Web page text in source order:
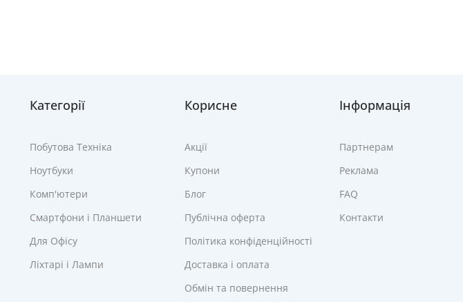
Категорії
Побутова Техніка
Ноутбуки
Комп'ютери
Смартфони і Планшети
Для Офісу
Ліхтарі і Лампи
Корисне
Акції
Купони
Блог
Публічна оферта
Політика конфіденційності
Доставка і оплата
Обмін та повернення
Інформація
Партнерам
Реклама
FAQ
Контакти